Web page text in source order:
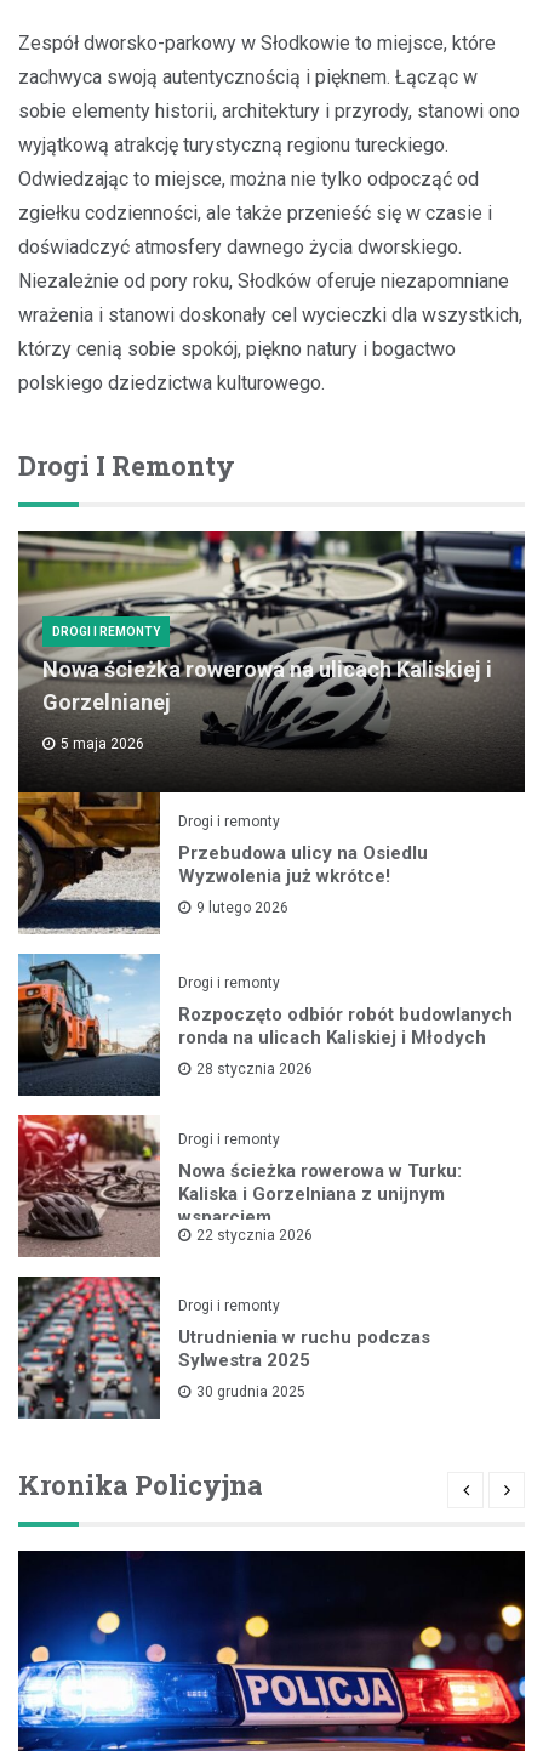
Zespół dworsko-parkowy w Słodkowie to miejsce, które
zachwyca swoją autentycznością i pięknem. Łącząc w
sobie elementy historii, architektury i przyrody, stanowi ono
wyjątkową atrakcję turystyczną regionu tureckiego.
Odwiedzając to miejsce, można nie tylko odpocząć od
zgiełku codzienności, ale także przenieść się w czasie i
doświadczyć atmosfery dawnego życia dworskiego.
Niezależnie od pory roku, Słodków oferuje niezapomniane
wrażenia i stanowi doskonały cel wycieczki dla wszystkich,
którzy cenią sobie spokój, piękno natury i bogactwo
polskiego dziedzictwa kulturowego.
Drogi I Remonty
DROGI I REMONTY
Nowa ścieżka rowerowa na ulicach Kaliskiej i
Gorzelnianej
5 maja 2026
Drogi i remonty
Przebudowa ulicy na Osiedlu
Wyzwolenia już wkrótce!
9 lutego 2026
Drogi i remonty
Rozpoczęto odbiór robót budowlanych
ronda na ulicach Kaliskiej i Młodych
28 stycznia 2026
Drogi i remonty
Nowa ścieżka rowerowa w Turku:
Kaliska i Gorzelniana z unijnym
wsparciem
22 stycznia 2026
Drogi i remonty
Utrudnienia w ruchu podczas
Sylwestra 2025
30 grudnia 2025
Kronika Policyjna